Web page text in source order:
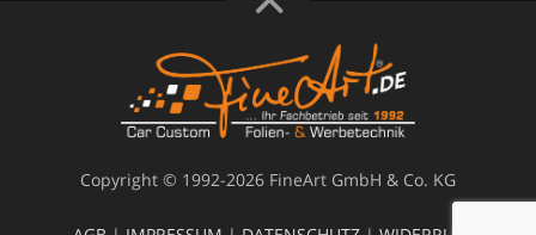
Copyright © 1992-2026 FineArt GmbH & Co. KG